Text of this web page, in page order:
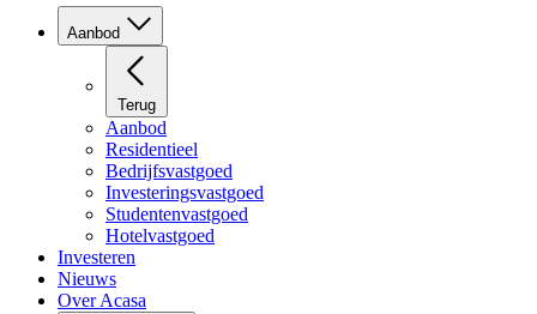
Aanbod
Terug
Aanbod
Residentieel
Bedrijfsvastgoed
Investeringsvastgoed
Studentenvastgoed
Hotelvastgoed
Investeren
Nieuws
Over Acasa